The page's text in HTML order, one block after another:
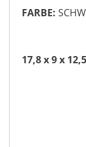
FARBE:
17,8 x 9 x